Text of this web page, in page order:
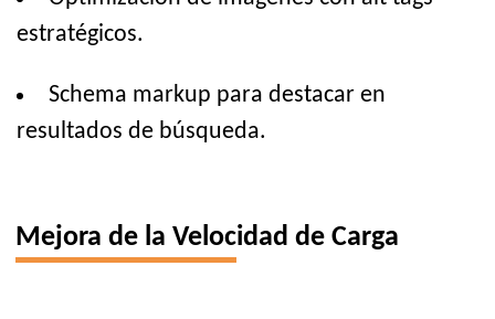
estratégicos.
Schema markup para destacar en
resultados de búsqueda.
Mejora de la Velocidad de Carga